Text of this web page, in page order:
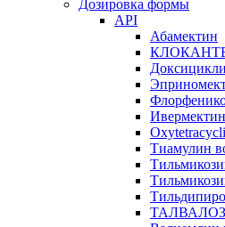
Дозировка формы
API
Абамектин
Ивермектин
Тиамулин